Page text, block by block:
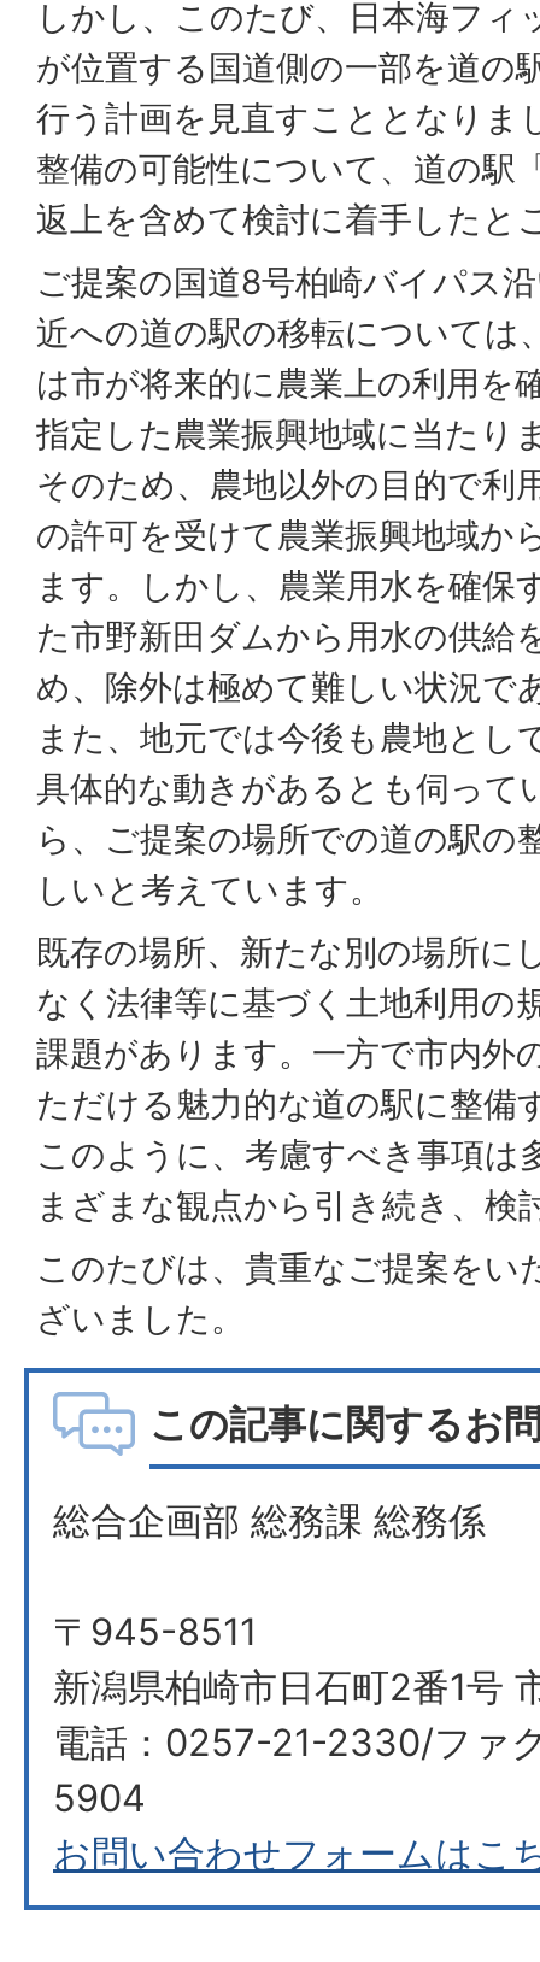
しかし、このたび、日本海フィ
が位置する国道側の一部を道の
行う計画を見直すこととなりま
整備の可能性について、道の駅
返上を含めて検討に着手したと
ご提案の国道8号柏崎バイパス
近への道の駅の移転については
は市が将来的に農業上の利用を
指定した農業振興地域に当たり
そのため、農地以外の目的で利
の許可を受けて農業振興地域か
ます。しかし、農業用水を確保
た市野新田ダムから用水の供給
め、除外は極めて難しい状況で
また、地元では今後も農地とし
具体的な動きがあるとも伺って
ら、ご提案の場所での道の駅の
しいと考えています。
既存の場所、新たな別の場所に
なく法律等に基づく土地利用の
課題があります。一方で市内外
ただける魅力的な道の駅に整備
このように、考慮すべき事項は
まざまな観点から引き続き、検
このたびは、貴重なご提案をい
ざいました。
この記事に関するお
総合企画部 総務課 総務係
〒945-8511
新潟県柏崎市日石町2番1号
電話：0257-21-2330/ファ
5904
お問い合わせフォームはこ